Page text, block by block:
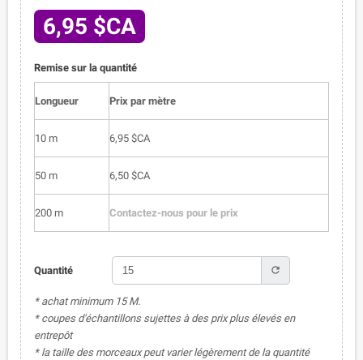
6,95 $CA
Remise sur la quantité
Longueur Prix par mètre
10 m 6,95 $CA
50 m 6,50 $CA
200 m Contactez-nous pour le prix
Quantité refresh
* achat minimum 15 M.
* coupes d'échantillons sujettes à des prix plus élevés en
entrepôt
* la taille des morceaux peut varier légèrement de la quantité